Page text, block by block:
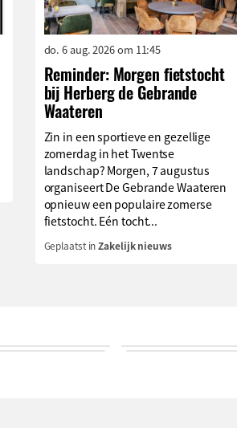
do. 6 aug. 2026 om 11:45
Reminder: Morgen fietstocht
bij Herberg de Gebrande
Waateren
Zin in een sportieve en gezellige
zomerdag in het Twentse
landschap? Morgen, 7 augustus
organiseert De Gebrande Waateren
opnieuw een populaire zomerse
fietstocht. Eén tocht...
Geplaatst inZakelijk nieuws